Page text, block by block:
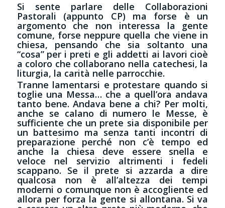
Si sente parlare delle Collaborazioni
Pastorali (appunto CP) ma forse è un
argomento che non interessa la gente
comune, forse neppure quella che viene in
chiesa, pensando che sia soltanto una
“cosa” per i preti e gli addetti ai lavori cioè
a coloro che collaborano nella catechesi, la
liturgia, la carità nelle parrocchie.
Tranne lamentarsi e protestare quando si
toglie una Messa… che a quell’ora andava
tanto bene. Andava bene a chi? Per molti,
anche se calano di numero le Messe, è
sufficiente che un prete sia disponibile per
un battesimo ma senza tanti incontri di
preparazione perché non c’è tempo ed
anche la chiesa deve essere snella e
veloce nel servizio altrimenti i fedeli
scappano. Se il prete si azzarda a dire
qualcosa non è all’altezza dei tempi
moderni o comunque non è accogliente ed
allora per forza la gente si allontana. Si va